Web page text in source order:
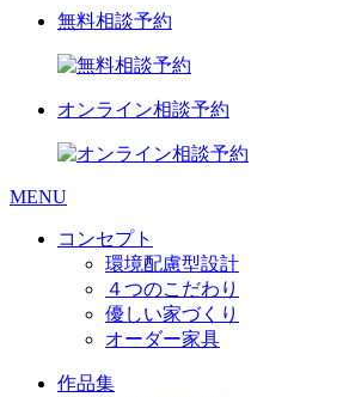
無料相談予約
オンライン相談予約
MENU
コンセプト
環境配慮型設計
４つのこだわり
優しい家づくり
オーダー家具
作品集